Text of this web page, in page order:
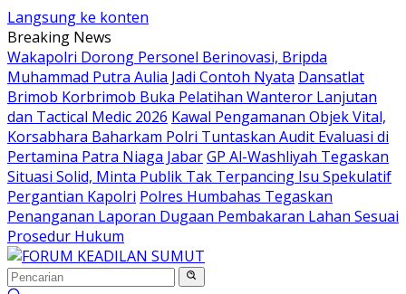
Langsung ke konten
Breaking News
Wakapolri Dorong Personel Berinovasi, Bripda
Muhammad Putra Aulia Jadi Contoh Nyata Dansatlat
Brimob Korbrimob Buka Pelatihan Wanteror Lanjutan
dan Tactical Medic 2026 Kawal Pengamanan Objek Vital,
Korsabhara Baharkam Polri Tuntaskan Audit Evaluasi di
Pertamina Patra Niaga JabarGP Al-Washliyah Tegaskan
Situasi Solid, Minta Publik Tak Terpancing Isu Spekulatif
Pergantian Kapolri Polres Humbahas Tegaskan
Penanganan Laporan Dugaan Pembakaran Lahan Sesuai
Prosedur Hukum